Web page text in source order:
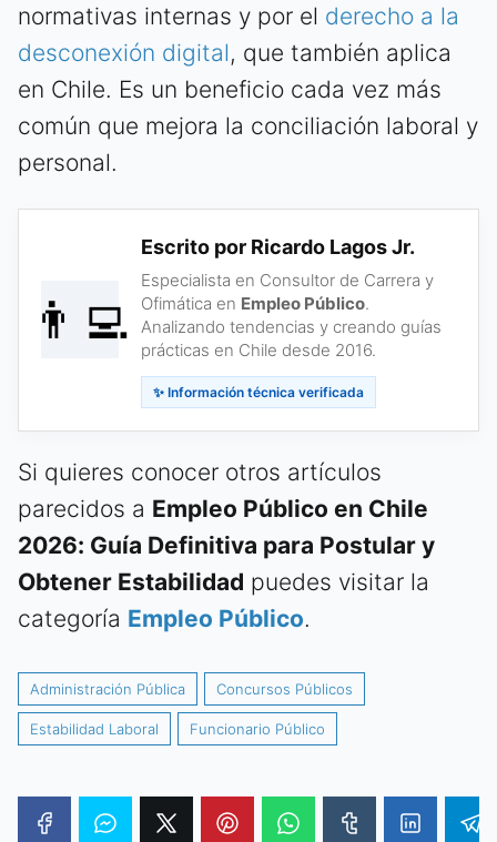
normativas internas y por el derecho a la
desconexión digital, que también aplica
en Chile. Es un beneficio cada vez más
común que mejora la conciliación laboral y
personal.
👨‍💻
Escrito por Ricardo Lagos Jr.
Especialista en Consultor de Carrera y
Ofimática en Empleo Público.
Analizando tendencias y creando guías
prácticas en Chile desde 2016.
✨ Información técnica verificada
Si quieres conocer otros artículos
parecidos a Empleo Público en Chile
2026: Guía Definitiva para Postular y
Obtener Estabilidad puedes visitar la
categoría Empleo Público.
Administración Pública Concursos Públicos
Estabilidad Laboral Funcionario Público